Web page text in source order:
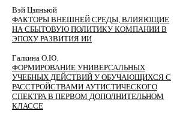
Вэй Цзяньюй
ФАКТОРЫ ВНЕШНЕЙ СРЕДЫ, ВЛИЯЮЩИЕ
НА СБЫТОВУЮ ПОЛИТИКУ КОМПАНИИ В
ЭПОХУ РАЗВИТИЯ ИИ
Галкина О.Ю.
ФОРМИРОВАНИЕ УНИВЕРСАЛЬНЫХ
УЧЕБНЫХ ДЕЙСТВИЙ У ОБУЧАЮЩИХСЯ С
РАССТРОЙСТВАМИ АУТИСТИЧЕСКОГО
СПЕКТРА В ПЕРВОМ ДОПОЛНИТЕЛЬНОМ
КЛАССЕ